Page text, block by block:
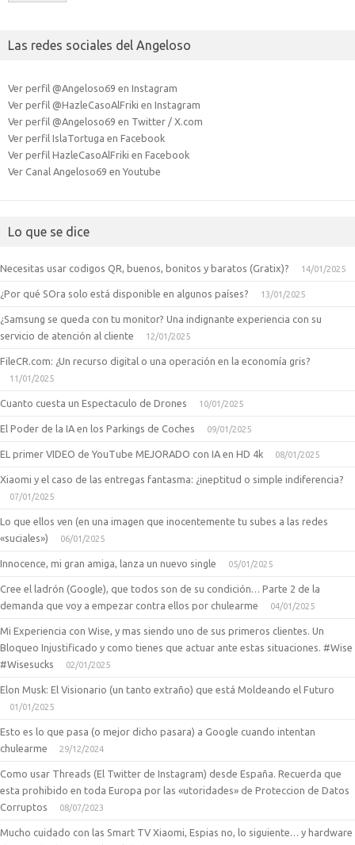
Las redes sociales del Angeloso
Ver perfil @Angeloso69 en Instagram
Ver perfil @HazleCasoAlFriki en Instagram
Ver perfil @Angeloso69 en Twitter / X.com
Ver perfil IslaTortuga en Facebook
Ver perfil HazleCasoAlFriki en Facebook
Ver Canal Angeloso69 en Youtube
Lo que se dice
Necesitas usar codigos QR, buenos, bonitos y baratos (Gratix)? 14/01/2025
¿Por qué SOra solo está disponible en algunos países? 13/01/2025
¿Samsung se queda con tu monitor? Una indignante experiencia con su
servicio de atención al cliente
12/01/2025
FileCR.com: ¿Un recurso digital o una operación en la economía gris?
11/01/2025
Cuanto cuesta un Espectaculo de Drones 10/01/2025
El Poder de la IA en los Parkings de Coches 09/01/2025
EL primer VIDEO de YouTube MEJORADO con IA en HD 4k 08/01/2025
Xiaomi y el caso de las entregas fantasma: ¿ineptitud o simple indiferencia?
07/01/2025
Lo que ellos ven (en una imagen que inocentemente tu subes a las redes
«suciales»)
06/01/2025
Innocence, mi gran amiga, lanza un nuevo single 05/01/2025
Cree el ladrón (Google), que todos son de su condición… Parte 2 de la
demanda que voy a empezar contra ellos por chulearme
04/01/2025
Mi Experiencia con Wise, y mas siendo uno de sus primeros clientes. Un
Bloqueo Injustificado y como tienes que actuar ante estas situaciones. #Wise
#Wisesucks
02/01/2025
Elon Musk: El Visionario (un tanto extraño) que está Moldeando el Futuro
01/01/2025
Esto es lo que pasa (o mejor dicho pasara) a Google cuando intentan
chulearme
29/12/2024
Como usar Threads (El Twitter de Instagram) desde España. Recuerda que
esta prohibido en toda Europa por las «utoridades» de Proteccion de Datos
Corruptos
08/07/2023
Mucho cuidado con las Smart TV Xiaomi, Espias no, lo siguiente… y hardware